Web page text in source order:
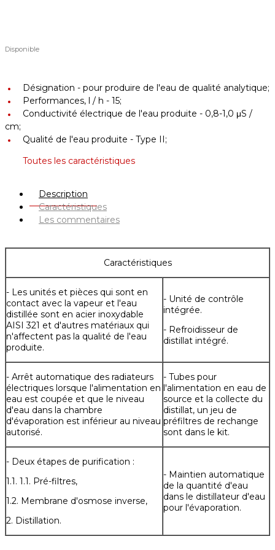
Disponible
Désignation - pour produire de l'eau de qualité analytique;
Performances, l / h - 15;
Conductivité électrique de l'eau produite - 0,8-1,0 μS /
cm;
Qualité de l'eau produite - Type II;
Toutes les caractéristiques
Description
Caractéristiques
Les commentaires
Caractéristiques
- Les unités et pièces qui sont en
contact avec la vapeur et l'eau
distillée sont en acier inoxydable
AISI 321 et d'autres matériaux qui
n'affectent pas la qualité de l'eau
produite.
- Unité de contrôle
intégrée.
- Refroidisseur de
distillat intégré.
- Arrêt automatique des radiateurs
électriques lorsque l'alimentation en
eau est coupée et que le niveau
d'eau dans la chambre
d'évaporation est inférieur au niveau
autorisé.
- Tubes pour
l'alimentation en eau de
source et la collecte du
distillat, un jeu de
préfiltres de rechange
sont dans le kit.
- Deux étapes de purification :
1.1. 1.1. Pré-filtres,
1.2. Membrane d'osmose inverse,
2. Distillation.
- Maintien automatique
de la quantité d'eau
dans le distillateur d'eau
pour l'évaporation.